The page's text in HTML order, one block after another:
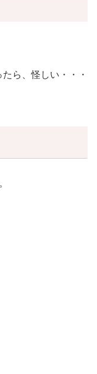
ら、怪しい・・・